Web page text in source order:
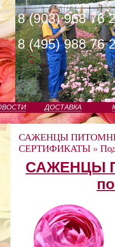
8 (903) 968 76
8 (495) 988 76
ДОСТАВКА
САЖЕНЦЫ
СЕРТИФИКАТЫ »
САЖЕНЦЫ